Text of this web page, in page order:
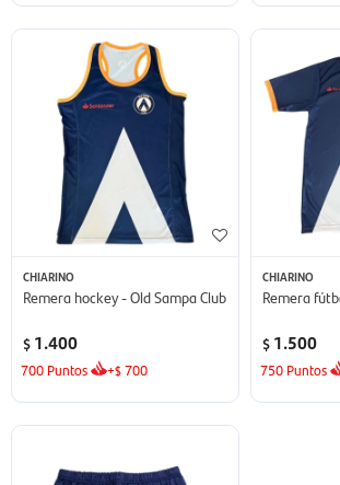
CHIARINO
Remera hockey - Old Sampa Club
$ 1.400
700 Puntos +$700
CHIARINO
Remera
$ 1.500
750 Puntos